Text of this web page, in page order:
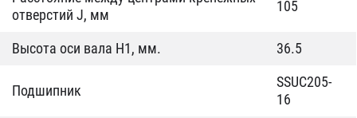
отверстий J, мм
105
Высота оси вала H1, мм. 36.5
Подшипник
SSUC205-
16